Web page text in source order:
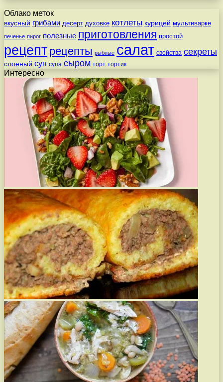
Облако меток
вкусный грибами десерт духовке котлеты курицей мультиварке
печенье пирог полезные приготовления простой
рецепт рецепты рыбные салат свойства секреты
слоеный суп супа сыром торт тортик
Интересно